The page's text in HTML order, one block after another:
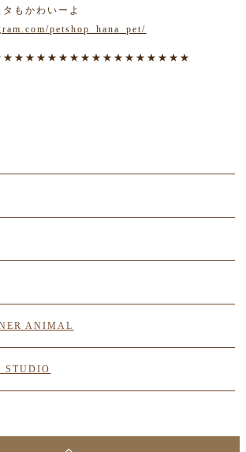
もかわいーよ
petshop_hana_pet/
ANIMAL
STUDIO